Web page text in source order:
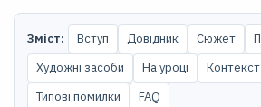
Зміст: Вступ Довідник Сюжет
Художні засоби
На уроці
Типові помилки
FAQ